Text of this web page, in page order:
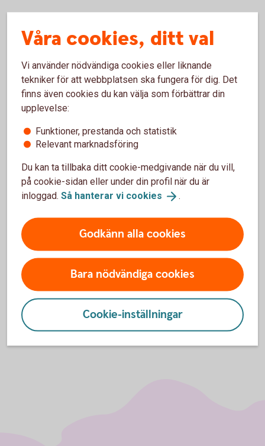
Tjänstepension med depå
Direktpension
Alternativ ITP
Våra cookies, ditt val
Vi använder nödvändiga cookies eller liknande
tekniker för att webbplatsen ska fungera för dig. Det
finns även cookies du kan välja som förbättrar din
upplevelse:
Funktioner, prestanda och statistik
Relevant marknadsföring
Du kan ta tillbaka ditt cookie-medgivande när du vill,
på cookie-sidan eller under din profil när du är
inloggad. Så hanterar vi cookies .
Godkänn alla cookies
Bara nödvändiga cookies
Cookie-inställningar